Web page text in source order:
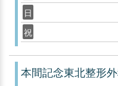
日
祝
本間記念東北整形